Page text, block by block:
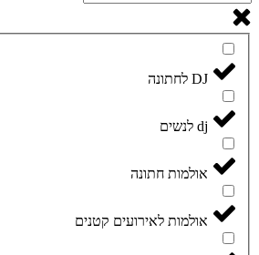
DJ לחתונה
dj לנשים
אולמות חתונה
אולמות לאירועים קטנים